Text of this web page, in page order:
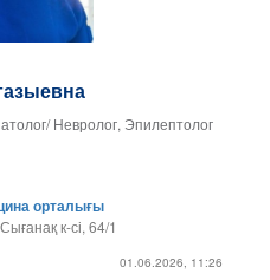
Невролог, Эпилептолог
орталығы
к-сі, 64/1
01.06.2026, 11:26